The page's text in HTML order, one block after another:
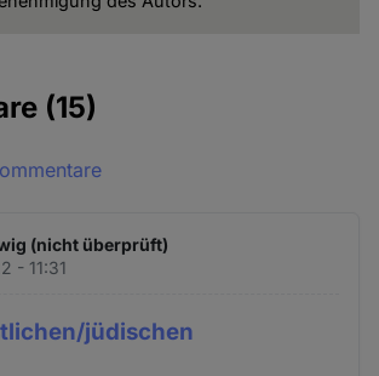
(15)
(nicht überprüft)
- 11:31
jüdischen